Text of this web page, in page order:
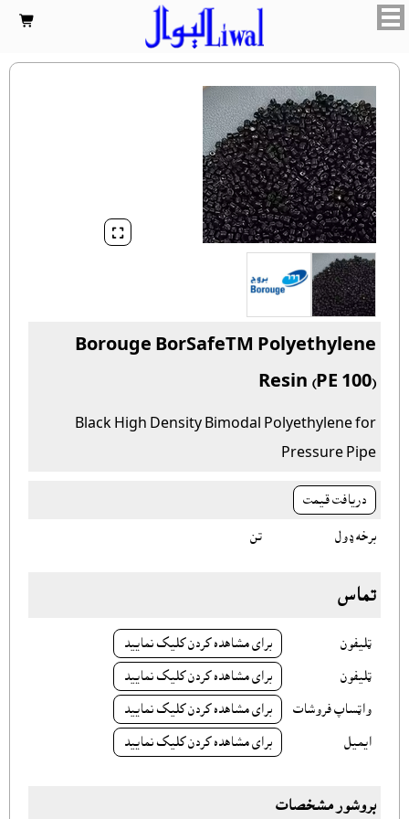


Borouge BorSafeTM Polyethylene
Resin (PE 100)
Black High Density Bimodal Polyethylene for
Pressure Pipe
دريافت قيمت
برخه ډول تن
تماس
ټليفون براى مشاهده کردن کليک نماييد
ټليفون براى مشاهده کردن کليک نماييد
واټساپ فروشات براى مشاهده کردن کليک نماييد
ايميل براى مشاهده کردن کليک نماييد
بروشور مشخصات